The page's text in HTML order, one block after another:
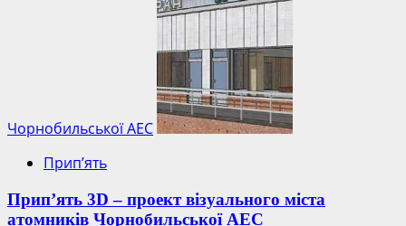
захоронять
аналіз
Чорнобильської АЕС
Прип’ять
Прип’ять 3D – проект візуального міста
атомників Чорнобильської АЕС